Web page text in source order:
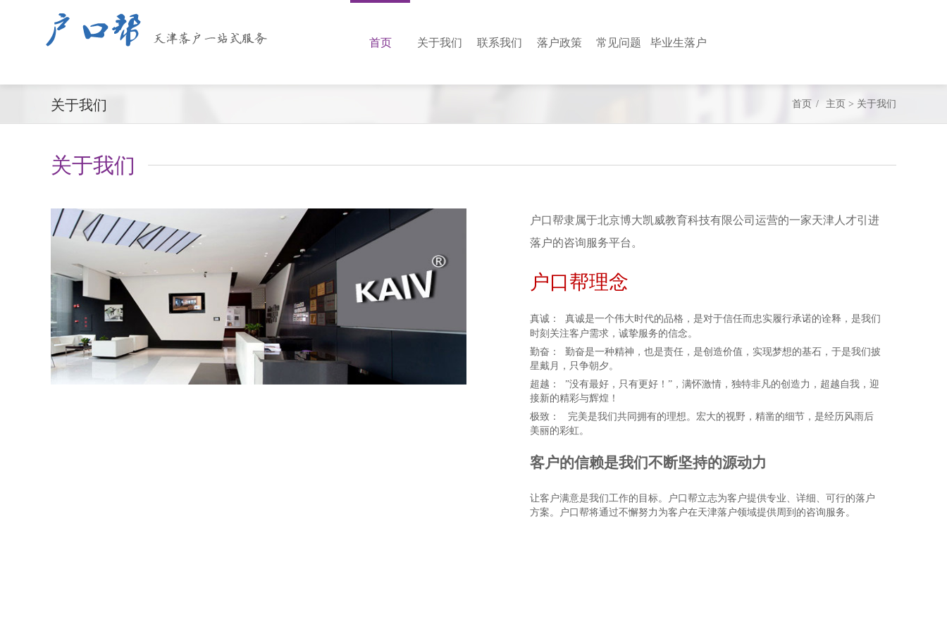
首页 关于我们 联系我们 落户政策 常见问题 毕业生落户
关于我们 首页 / 主页 > 关于我们
关于我们
户口帮隶属于北京博大凯威教育科技有限公司运营的一家天津人才引进
落户的咨询服务平台。
户口帮理念
真诚： 真诚是一个伟大时代的品格，是对于信任而忠实履行承诺的诠释，是我们
时刻关注客户需求，诚挚服务的信念。
勤奋： 勤奋是一种精神，也是责任，是创造价值，实现梦想的基石，于是我们披
星戴月，只争朝夕。
超越： ”没有最好，只有更好！”，满怀激情，独特非凡的创造力，超越自我，迎
接新的精彩与辉煌！
极致： 完美是我们共同拥有的理想。宏大的视野，精凿的细节，是经历风雨后
美丽的彩虹。
客户的信赖是我们不断坚持的源动力
让客户满意是我们工作的目标。户口帮立志为客户提供专业、详细、可行的落户
方案。户口帮将通过不懈努力为客户在天津落户领域提供周到的咨询服务。